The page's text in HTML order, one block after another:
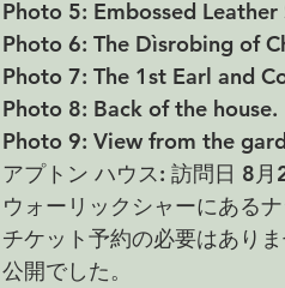
Photo 5: Embossed Leather
Photo 6: The Dìsrobing of
Photo 7: The 1st Earl and
Photo 8: Back of the house.
Photo 9: View from the
アプトン ハウス: 訪問日 8月
ウォーリックシャーにある
チケット予約の必要はあり
公開でした。